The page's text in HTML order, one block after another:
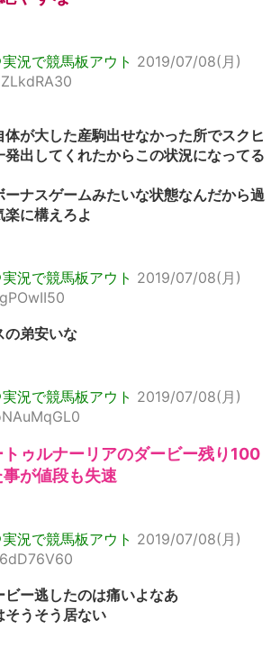
況で競馬板アウト 2019/07/08(月)
が大した産駒出せなかった所でスクヒ
発出してくれたからこの状況になってる
ーナスゲームみたいな状態なんだから過
に構えろよ
況で競馬板アウト 2019/07/08(月)
の弟安いな
況で競馬板アウト 2019/07/08(月)
ゥルナーリアのダービー残り100
が値段も失速
況で競馬板アウト 2019/07/08(月)
ー逃したのは痛いよなあ
そうそう居ない